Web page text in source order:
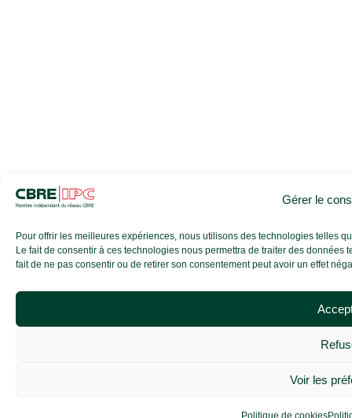
Gérer le
Pour offrir les meilleures expériences, nous utilisons des technologies telles
Le fait de consentir à ces technologies nous permettra de traiter des
fait de ne pas consentir ou de retirer son consentement peut avoir un effet
Voir les
Politique de cookies